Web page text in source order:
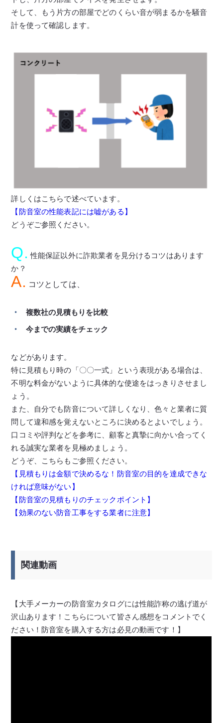
そして、もう片方の部屋でどのくらい音が弱まるかを騒音
計を使って確認します。
詳しくはこちらで述べています。
【防音室の性能表記には嘘がある】
どうぞご参照ください。
Q. 性能保証以外に詐欺業者を見分けるコツはあります
か？
A. コツとしては、
複数社の見積もりを比較
今までの実績をチェック
などがあります。
特に見積もり時の「〇〇一式」という表現がある場合は、
不明な料金がないように具体的な使途をはっきりさせまし
ょう。
また、自分でも防音について詳しくなり、色々と業者に質
問して違和感を覚えないところに決めるとよいでしょう。
口コミや評判などを参考に、顧客と真摯に向かい合ってく
れる誠実な業者を見極めましょう。
どうぞ、こちらもご参照ください。
【見積もりは金額で決めるな！防音室の目的を達成できな
ければ意味がない】
【防音室の見積もりのチェックポイント】
【効果のない防音工事をする業者に注意】
関連動画
【大手メーカーの防音室カタログには性能詐称の逃げ道が
沢山あります！こちらについて皆さん感想をコメントでく
ださい！防音室を購入する方は必見の動画です！】